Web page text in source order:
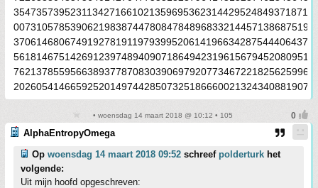
• woensdag 14 maart 2018 @ 10:12 • 105
AlphaEntropyOmega
Op woensdag 14 maart 2018 09:52 schreef polderturk het
volgende:
Uit mijn hoofd opgeschreven: